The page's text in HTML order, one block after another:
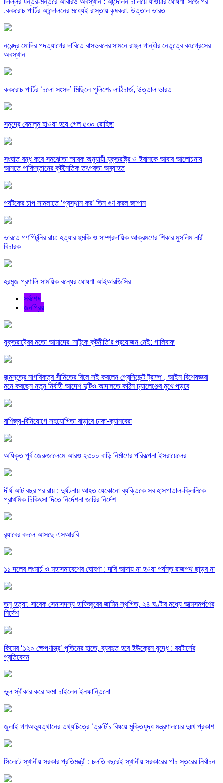
দিল্লির যন্তর-মন্তরে আবারও অবস্থান : আন্দোলন চালিয়ে যাওয়ার ঘোষণা সিজেপির
,ককরোচ পার্টির আন্দোলনের মধ্যেই রাস্তায় কৃষকরা, উত্তাল ভারত
নরেন্দ্র মোদির পদত্যাগের দাবিতে বাসভবনের সামনে রাহুল গান্ধীর নেতৃত্বে কংগ্রেসের
অবস্থান
ককরোচ পার্টির ‘চলো সংসদ’ মিছিলে পুলিশের লাঠিচার্জ, উত্তাল ভারত
সমুদ্রে বেমালুম হাওয়া হয়ে গেল ৫৩০ রোহিঙ্গা
সংঘাত বন্ধ করে সমঝোতা স্মারক অনুযায়ী যুক্তরাষ্ট্র ও ইরানকে আবার আলোচনায়
আনতে পাকিস্তানের কূটনৈতিক তৎপরতা অব্যাহত
পর্যটকের চাপ সামলাতে ‘প্রস্থান কর’ তিন গুণ করল জাপান
ভারতে গণপিটুনির রায়: হত্যার হুমকি ও সাম্প্রদায়িক আক্রমণের শিকার মুসলিম নারী
বিচারক
হরমুজ প্রণালি সাময়িক বন্ধের ঘোষণা আইআরজিসির
সর্বশেষ
জনপ্রিয়
যুক্তরাষ্ট্রের মতো আমাদের ‘নাটুকে কূটনীতি’র প্রয়োজন নেই: গালিবাফ
জন্মসূত্রে নাগরিকত্ব সীমিতের বিলে সই করলেন প্রেসিডেন্ট ট্রাম্প , আইন বিশেষজ্ঞরা
মনে করছেন নতুন নির্বাহী আদেশ দুটিও আদালতে কঠিন চ্যালেঞ্জের মুখে পড়বে
বাণিজ্য-বিনিয়োগে সহযোগিতা বাড়াবে ঢাকা-ক্যানবেরা
অধিকৃত পূর্ব জেরুজালেমে আরও ২৩০০ বাড়ি নির্মাণের পরিকল্পনা ইসরায়েলের
দীর্ঘ আট বছর পর রায় : দুর্ঘটনায় আহত যেকোনো ব্যক্তিকে সব হাসপাতাল-ক্লিনিকে
প্রাথমিক চিকিৎসা দিতে নির্দেশনা জারির নির্দেশ
র‍্যাবের বদলে আসছে এসআরবি
১১ দলের লংমার্চ ও মহাসমাবেশের ঘোষণা : দাবি আদায় না হওয়া পর্যন্ত রাজপথ ছাড়ব না
তনু হত্যা: সাবেক সেনাসদস্য হাফিজুরের জামিন স্থগিত, ২৪ ঘণ্টার মধ্যে আত্মসমর্পণের
নির্দেশ
কিমের ‘১২০ ক্ষেপণাস্ত্র’ পুতিনের হাতে, ব্যবহৃত হবে ইউক্রেন যুদ্ধে : রয়টার্সের
প্রতিবেদন
ভুল স্বীকার করে ক্ষমা চাইলেন ইনফান্তিনো
জুলাই গণঅভ্যুত্থানের তথ্যচিত্রে ‘ত্রুটি’র বিষয়ে মুক্তিযুদ্ধ মন্ত্রণালয়ের দুঃখ প্রকাশ
সিলেটে স্থানীয় সরকার প্রতিমন্ত্রী : চলতি বছরেই স্থানীয় সরকারের পাঁচ স্তরের নির্বাচন